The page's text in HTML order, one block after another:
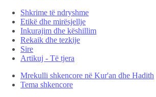
Shkrime të ndryshme
Etikë dhe mirësjellje
Inkurajim dhe këshillim
Rekaik dhe tezkije
Sire
Artikuj - Të tjera
Mrekulli shkencore në Kur'an dhe Hadith
Tema shkencore